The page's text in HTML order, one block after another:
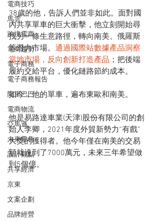
電商技巧
馬雲
跨境電商
電商趨勢
電子商務
電子商務報告
阿里巴巴
電商物流
亞馬遜
未來零售
設計觀點
共享經濟
京東
文案企劃
品牌經營
38歲的他，告訴人們並非如此。面對國
內共享單車的巨大衝擊，他立刻開始尋
找另一條生意路徑，轉向南美、俄羅斯
等潛力市場。 通過國際站數據產品洞察
當地市場，反向創新打造產品 ；把後端
履約交給平台，優化鏈路節約成本。
如今，他的單車，遍布東歐和南美。
他是易路達車業(天津)股份有限公司的創
始人李卿，2021年度外貿新勢力“有戲”
大獎的獲得者。他今年僅在南美的交易
額就達到了7000萬元，未來三年希望做
到5個億。